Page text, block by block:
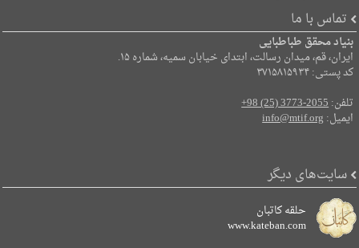
تماس با ما
بنیاد محقق طباطبایی
ایران، قم، میدان رسالت، ابتدای خیابان سمیه، شماره ۱۵.
کد پستی: ۳۷۱۵۸۱۵۹۳۴
تلفن:+98 (25) 3773-2055
ایمیل:info@mtif.org
سایت‌های دیگر
حلقه کاتبان
www.kateban.com